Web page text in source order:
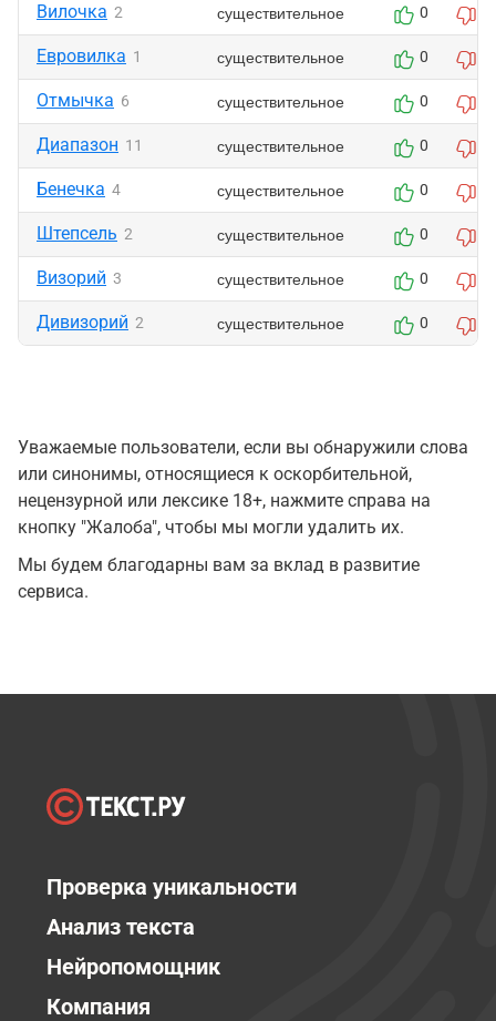
Вилочка 2 существительное 0
Евровилка 1 существительное 0
Отмычка 6 существительное 0
Диапазон 11 существительное 0
Бенечка 4 существительное 0
Штепсель 2 существительное 0
Визорий 3 существительное 0
Дивизорий 2 существительное 0
Уважаемые пользователи, если вы обнаружили слова
или синонимы, относящиеся к оскорбительной,
нецензурной или лексике 18+, нажмите справа на
кнопку "Жалоба", чтобы мы могли удалить их.
Мы будем благодарны вам за вклад в развитие
сервиса.
Проверка уникальности
Анализ текста
Нейропомощник
Компания